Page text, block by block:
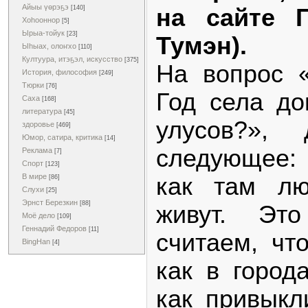
Айыы үөрэҕэ [140]
Хоһооннор [5]
Ырыа-тойук [23]
Ыһыах, олоҥхо [110]
Култуура, итэҕэл, искусство [375]
История, философия [249]
Тюрки [76]
Саха [168]
литература [45]
здоровье [469]
Юмор, сатира, критика [14]
Реклама [7]
Спорт [123]
В мире [86]
Слухи [25]
Эрнст Березкин [88]
Моё дело [109]
Геннадий Федоров [11]
BingHan [4]
на сайте
Тумэн).
На вопрос
Год села
улусов?»,
следующее:
как там
живут.
считаем,
как в
как